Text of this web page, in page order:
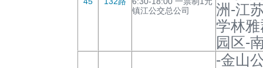
镇江公交总公司
洲-江
学林
园区-
-金山